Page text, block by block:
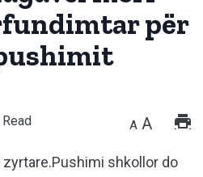
për
A A
shkollor do